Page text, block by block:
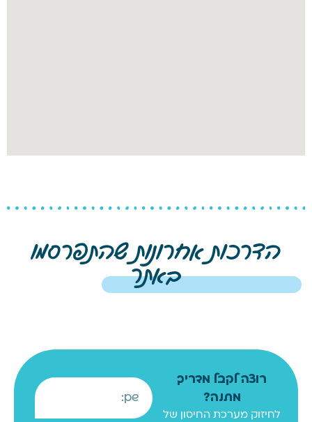
הדרכות אחרונות שהתפרסמו
באתר
רוצה לקבל מדריך
מתנה?
לחיזוק מערכת החיסון של